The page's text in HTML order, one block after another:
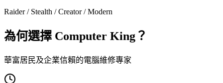
Raider / Stealth / Creator / Modern
為何選擇 Computer King？
華富居民及企業信賴的電腦維修專家